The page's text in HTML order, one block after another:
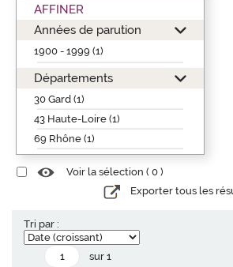
AFFINER
Années de parution
1900 - 1999 (1)
Départements
30 Gard (1)
43 Haute-Loire (1)
69 Rhône (1)
Voir la sélection ( 0 )
Exporter tous les
Tri par :
sur 1